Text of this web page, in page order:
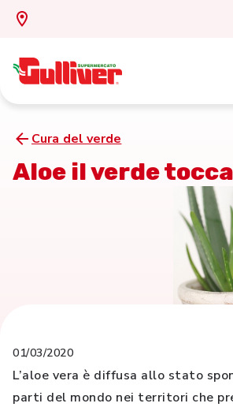
Cura del verde
Aloe il verde
01/03/2020
L’aloe vera è diffusa allo stato
parti del mondo nei territori che